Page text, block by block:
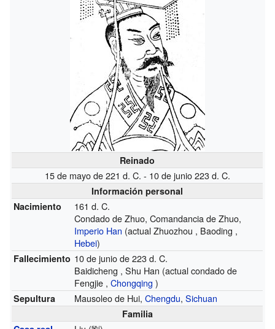
Reinado
15 de mayo de 221 d. C. - 10 de junio 223 d. C.
Información personal
Nacimiento
161 d. C.
Condado de Zhuo, Comandancia de Zhuo,
Imperio Han (actual Zhuozhou , Baoding ,
Hebei)
Fallecimiento 10 de junio de 223 d. C.
Baidicheng , Shu Han (actual condado de
Fengjie ,Chongqing )
Sepultura Mausoleo de Hui,Chengdu,Sichuan
Familia